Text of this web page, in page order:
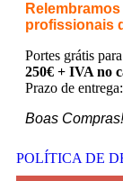
profissionais
Portes grátis
250€ + IVA no
Prazo de
Boas Compras!
POLÍTICA DE